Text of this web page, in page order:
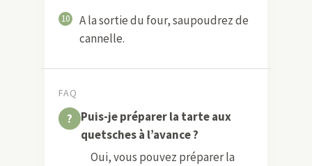
10
A la sortie du four, saupoudrez de
cannelle.
FAQ
Puis-je préparer la tarte aux
quetsches à l’avance ?
Oui, vous pouvez préparer la